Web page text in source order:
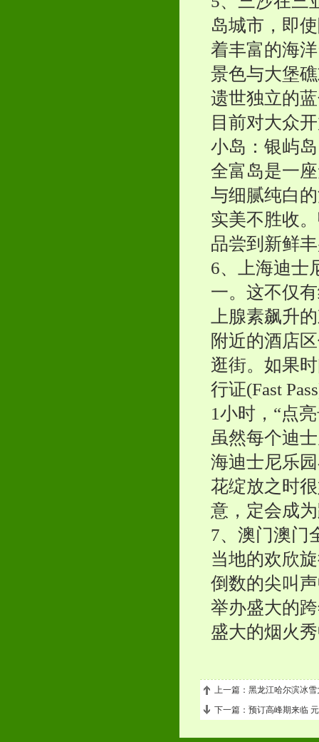
岛城市，即
着丰富的海
景色与大堡
遗世独立的
目前对大众
小岛：银屿
全富岛是一
与细腻纯白
实美不胜收
品尝到新鲜
6、上海迪士
一。这不仅
上腺素飙升
附近的酒店
逛街。如果
行证(Fast
1小时，“点
虽然每个迪
海迪士尼乐
花绽放之时
意，定会成
7、澳门澳门
当地的欢欣
倒数的尖叫
举办盛大的
盛大的烟火
上一篇：黑龙江哈尔滨冰
下一篇：预订高峰期来临